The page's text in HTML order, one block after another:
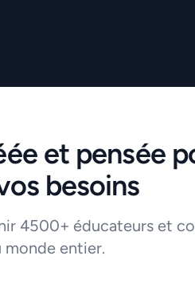
et pensée
besoins
4500+ éducateurs et
entier.